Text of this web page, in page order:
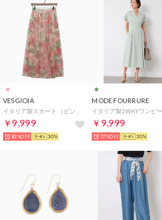
VESGIOIA
￥9,999
83%OFF 30%
MODE FOURRURE
￥9,999
77%OFF 30%